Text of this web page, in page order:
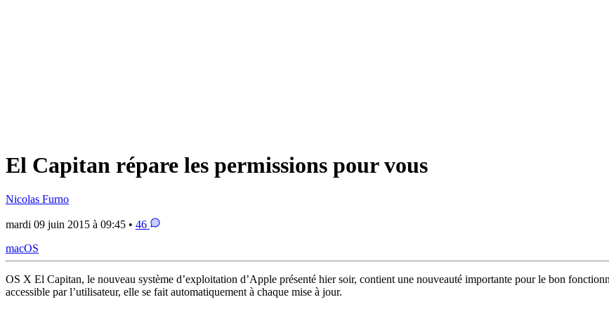
El Capitan répare les permissions pour vous
Nicolas Furno
mardi 09 juin 2015 à 09:45 • 46
macOS
OS X El Capitan, le nouveau système d’exploitation d’Apple présenté hier soir, contient une nouveauté importante pour le bon
accessible par l’utilisateur, elle se fait automatiquement à chaque mise à jour.